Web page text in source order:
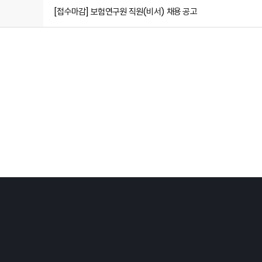
[접수마감] 보험연구원 직원(비서) 채용 공고